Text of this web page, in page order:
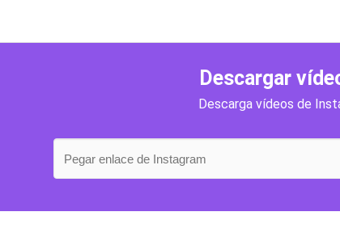
Descargar
Descarga vídeos de